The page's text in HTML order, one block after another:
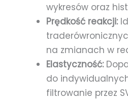
wykresów oraz
Prędkość reakcji:
na zmianach w
Elastyczność:
do
filtrowanie przez